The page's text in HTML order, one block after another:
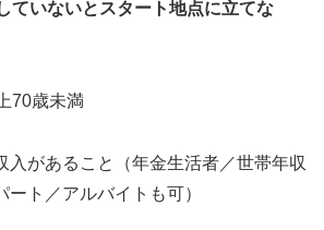
ていないとスタート地点に立てな
70歳未満
入があること（年金生活者／世帯年収
ト／アルバイトも可）